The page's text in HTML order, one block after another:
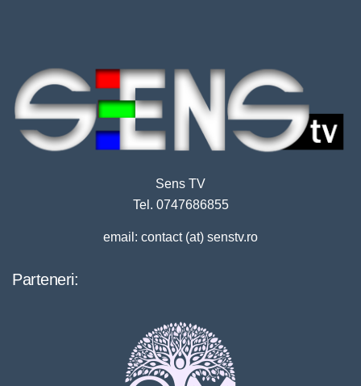
Sens TV
Tel. 0747686855
email: contact (at) senstv.ro
Parteneri: